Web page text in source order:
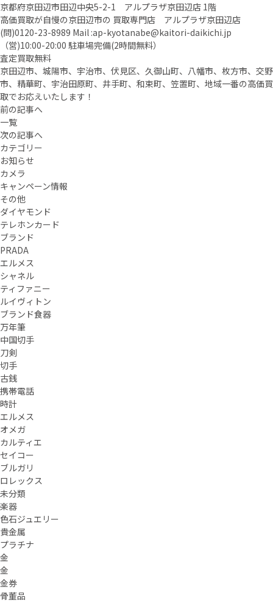
京都府京田辺市田辺中央5-2-1 アルプラザ京田辺店 1階
高価買取が自慢の京田辺市の 買取専門店 アルプラザ京田辺店
(問)0120-23-8989 Mail :ap-kyotanabe@kaitori-daikichi.jp
（営)10:00-20:00 駐車場完備(2時間無料）
査定買取無料
京田辺市、城陽市、宇治市、伏見区、久御山町、八幡市、枚方市、交野
市、精華町、宇治田原町、井手町、和束町、笠置町、地域一番の高価買
取でお応えいたします！
前の記事へ
一覧
次の記事へ
カテゴリー
お知らせ
カメラ
キャンペーン情報
その他
ダイヤモンド
テレホンカード
ブランド
PRADA
エルメス
シャネル
ティファニー
ルイヴィトン
ブランド食器
万年筆
中国切手
刀剣
切手
古銭
携帯電話
時計
エルメス
オメガ
カルティエ
セイコー
ブルガリ
ロレックス
未分類
楽器
色石ジュエリー
貴金属
プラチナ
金
金
金券
骨董品